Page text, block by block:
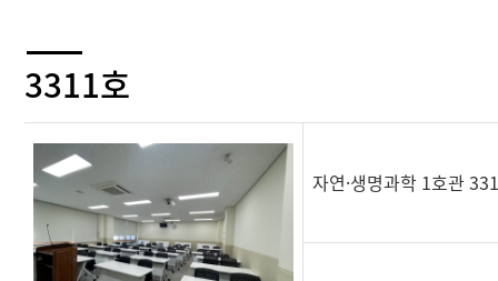
3311호
자연·생명과학 1호관